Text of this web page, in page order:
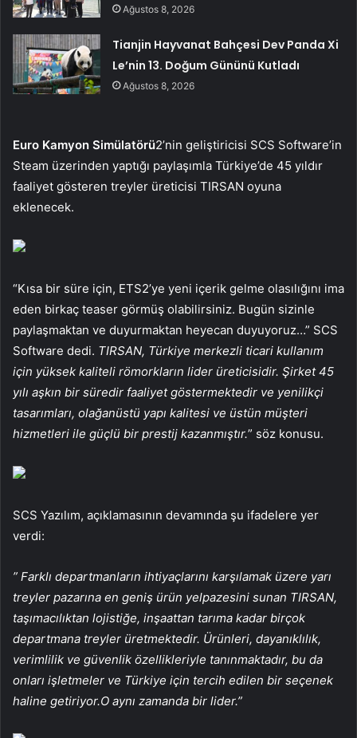
Ağustos 8, 2026
Tianjin Hayvanat Bahçesi Dev Panda Xi
Le’nin 13. Doğum Gününü Kutladı
Ağustos 8, 2026
Euro Kamyon Simülatörü2’nin geliştiricisi SCS Software’in
Steam üzerinden yaptığı paylaşımla Türkiye’de 45 yıldır
faaliyet gösteren treyler üreticisi TIRSAN oyuna
eklenecek.
“Kısa bir süre için, ETS2’ye yeni içerik gelme olasılığını ima
eden birkaç teaser görmüş olabilirsiniz. Bugün sizinle
paylaşmaktan ve duyurmaktan heyecan duyuyoruz…” SCS
Software dedi. TIRSAN, Türkiye merkezli ticari kullanım
için yüksek kaliteli römorkların lider üreticisidir. Şirket 45
yılı aşkın bir süredir faaliyet göstermektedir ve yenilikçi
tasarımları, olağanüstü yapı kalitesi ve üstün müşteri
hizmetleri ile güçlü bir prestij kazanmıştır.” söz konusu.
SCS Yazılım, açıklamasının devamında şu ifadelere yer
verdi:
” Farklı departmanların ihtiyaçlarını karşılamak üzere yarı
treyler pazarına en geniş ürün yelpazesini sunan TIRSAN,
taşımacılıktan lojistiğe, inşaattan tarıma kadar birçok
departmana treyler üretmektedir. Ürünleri, dayanıklılık,
verimlilik ve güvenlik özellikleriyle tanınmaktadır, bu da
onları işletmeler ve Türkiye için tercih edilen bir seçenek
haline getiriyor.O aynı zamanda bir lider.”